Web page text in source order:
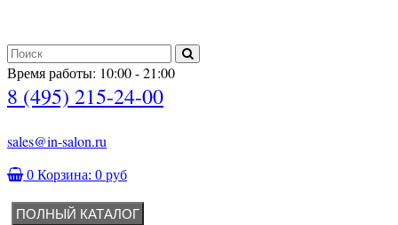
Время работы: 10:00 - 21:00
8 (495) 215-24-00
sales@in-salon.ru
0 Корзина: 0 руб
ПОЛНЫЙ КАТАЛОГ